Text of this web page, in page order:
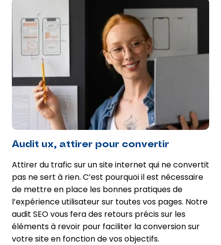
Audit ux, attirer pour convertir
Attirer du trafic sur un site internet qui ne convertit
pas ne sert à rien. C’est pourquoi il est nécessaire
de mettre en place les bonnes pratiques de
l’expérience utilisateur sur toutes vos pages. Notre
audit SEO vous fera des retours précis sur les
éléments à revoir pour faciliter la conversion sur
votre site en fonction de vos objectifs.